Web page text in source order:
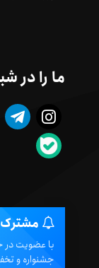
ما را در
مشترک
با عضویت در
جشنواره و